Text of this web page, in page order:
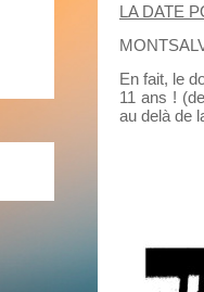
LA DATE
En fait, le
11 ans !
au delà de